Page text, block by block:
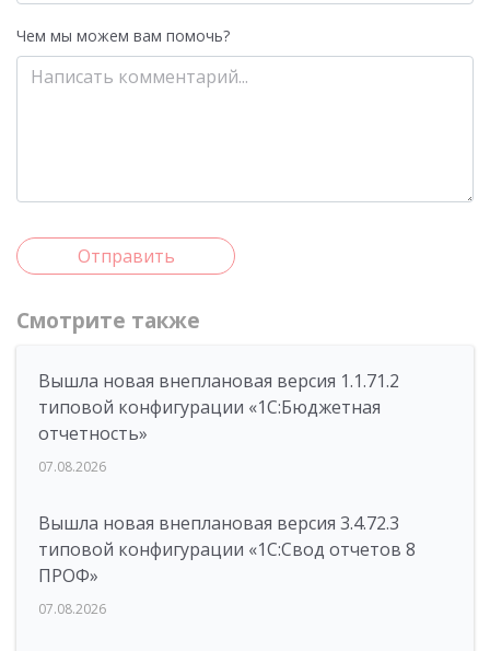
Чем мы можем вам помочь?
Отправить
Смотрите также
Вышла новая внеплановая версия 1.1.71.2
типовой конфигурации «1C:Бюджетная
отчетность»
07.08.2026
Вышла новая внеплановая версия 3.4.72.3
типовой конфигурации «1C:Свод отчетов 8
ПРОФ»
07.08.2026